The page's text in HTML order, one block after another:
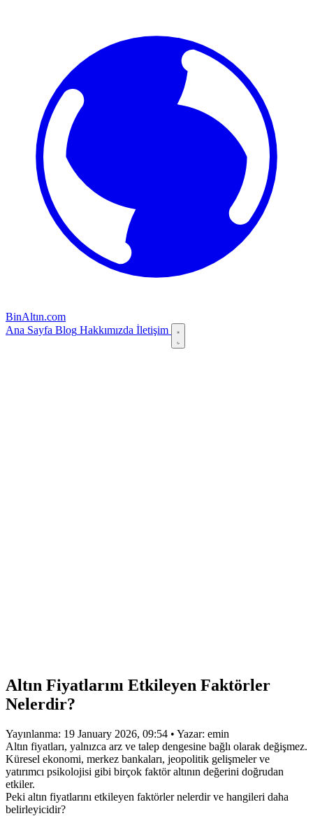
BinAltın.com
Ana Sayfa Blog Hakkımızda İletişim
Altın Fiyatlarını Etkileyen Faktörler
Nelerdir?
Yayınlanma: 19 January 2026, 09:54 • Yazar: emin
Altın fiyatları, yalnızca arz ve talep dengesine bağlı olarak değişmez.
Küresel ekonomi, merkez bankaları, jeopolitik gelişmeler ve
yatırımcı psikolojisi gibi birçok faktör altının değerini doğrudan
etkiler.
Peki altın fiyatlarını etkileyen faktörler nelerdir ve hangileri daha
belirleyicidir?